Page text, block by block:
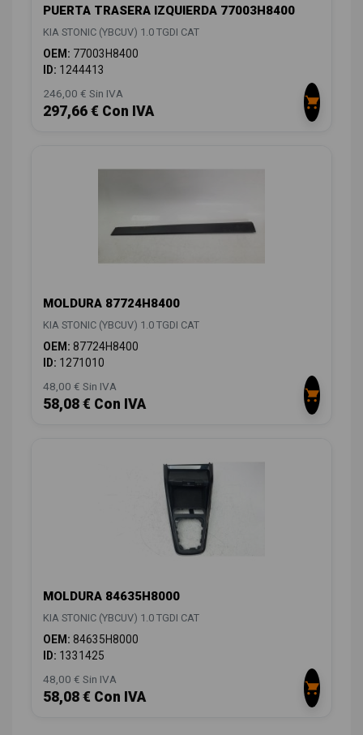
PUERTA TRASERA IZQUIERDA 77003H8400
KIA STONIC (YBCUV) 1.0 TGDI CAT
OEM: 77003H8400
ID: 1244413
246,00 € Sin IVA
297,66 € Con IVA
MOLDURA 87724H8400
KIA STONIC (YBCUV) 1.0 TGDI CAT
OEM: 87724H8400
ID: 1271010
48,00 € Sin IVA
58,08 € Con IVA
MOLDURA 84635H8000
KIA STONIC (YBCUV) 1.0 TGDI CAT
OEM: 84635H8000
ID: 1331425
48,00 € Sin IVA
58,08 € Con IVA